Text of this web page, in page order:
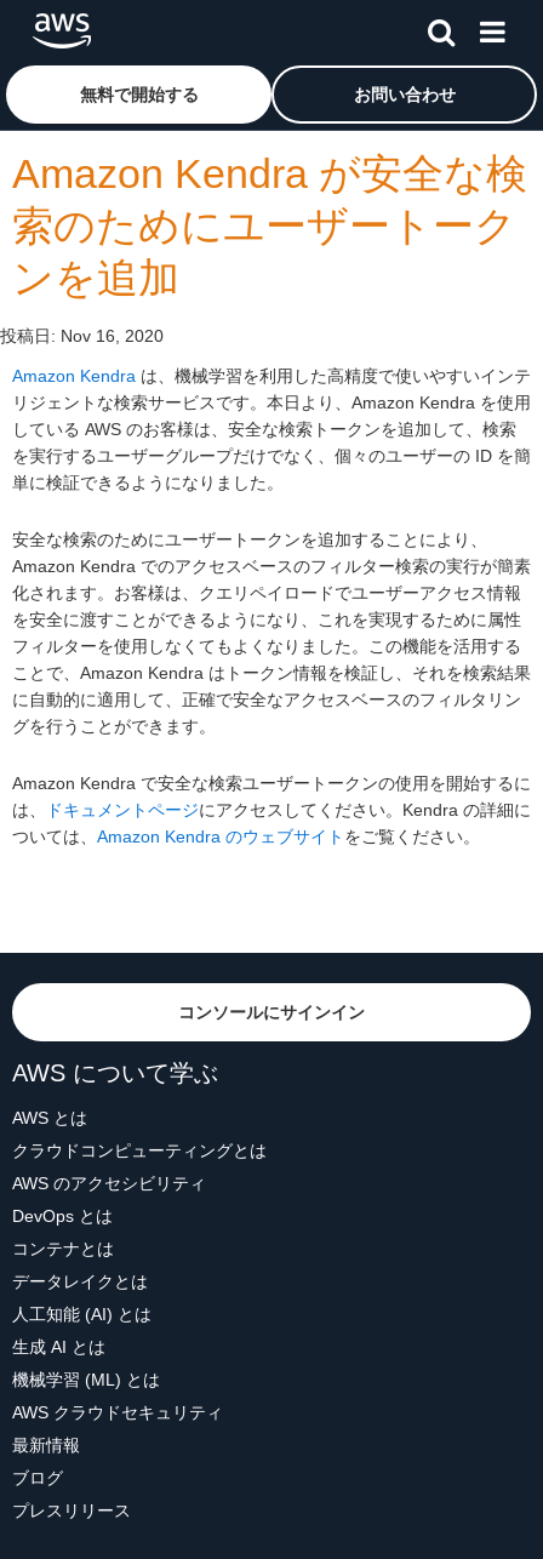
メインコンテンツに移動
アマゾン ウェブ サービスのホームページに戻るには、こ
無料で開始する お問い合わせ
Amazon Kendra が安全な検
索のためにユーザートーク
ンを追加
投稿日: Nov 16, 2020
Amazon Kendra は、機械学習を利用した高精度で使いやすいインテ
リジェントな検索サービスです。本日より、Amazon Kendra を使用
している AWS のお客様は、安全な検索トークンを追加して、検索
を実行するユーザーグループだけでなく、個々のユーザーの ID を簡
単に検証できるようになりました。
安全な検索のためにユーザートークンを追加することにより、
Amazon Kendra でのアクセスベースのフィルター検索の実行が簡素
化されます。お客様は、クエリペイロードでユーザーアクセス情報
を安全に渡すことができるようになり、これを実現するために属性
フィルターを使用しなくてもよくなりました。この機能を活用する
ことで、Amazon Kendra はトークン情報を検証し、それを検索結果
に自動的に適用して、正確で安全なアクセスベースのフィルタリン
グを行うことができます。
Amazon Kendra で安全な検索ユーザートークンの使用を開始するに
は、
ドキュメントページにアクセスしてください。Kendra の詳細に
ついては、 Amazon Kendra のウェブサイト をご覧ください。
コンソールにサインイン
AWS について学ぶ
AWS とは
クラウドコンピューティングとは
AWS のアクセシビリティ
DevOps とは
コンテナとは
データレイクとは
人工知能 (AI) とは
生成 AI とは
機械学習 (ML) とは
AWS クラウドセキュリティ
最新情報
ブログ
プレスリリース